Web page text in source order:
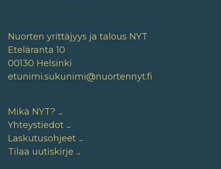
Nuorten yrittäjyys ja talous NYT
Eteläranta 10
00130 Helsinki
etunimi.sukunimi@nuortennyt.fi
Mikä NYT?
Yhteystiedot
Laskutusohjeet
Tilaa uutiskirje